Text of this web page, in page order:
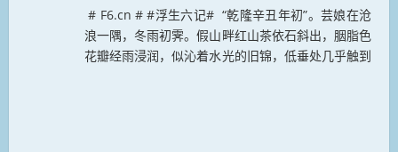
# F6.cn # #浮生六记# “乾隆辛丑年初”。芸娘在沧
浪一隅，冬雨初霁。假山畔红山茶依石斜出，胭脂色
花瓣经雨浸润，似沁着水光的旧锦，低垂处几乎触到